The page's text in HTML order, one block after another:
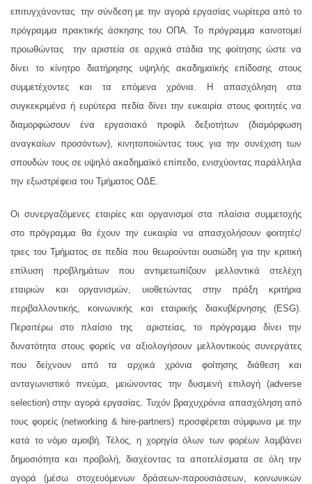
επιτυγχάνοντας την σύνδεση με την αγορά εργασίας νωρίτερα από το
πρόγραμμα πρακτικής άσκησης του ΟΠΑ. Το πρόγραμμα καινοτομεί
προωθώντας την αριστεία σε αρχικά στάδια της φοίτησης ώστε να
δίνει το κίνητρο διατήρησης υψηλής ακαδημαϊκής επίδοσης στους
συμμετέχοντες και τα επόμενα χρόνια. Η απασχόληση στα
συγκεκριμένα ή ευρύτερα πεδία δίνει την ευκαιρία στους φοιτητές να
διαμορφώσουν ένα εργασιακό προφίλ δεξιοτήτων (διαμόρφωση
αναγκαίων προσόντων), κινητοποιώντας τους για την συνέχιση των
σπουδών τους σε υψηλό ακαδημαϊκό επίπεδο, ενισχύοντας παράλληλα
την εξωστρέφεια του Τμήματος ΟΔΕ.
Οι συνεργαζόμενες εταιρίες και οργανισμοί στα πλαίσια συμμετοχής
στο πρόγραμμα θα έχουν την ευκαιρία να απασχολήσουν φοιτητές/
τριες του Τμήματος σε πεδία που θεωρούνται ουσιώδη για την κριτική
επίλυση προβλημάτων που αντιμετωπίζουν μελλοντικά στελέχη
εταιριών και οργανισμών, υιοθετώντας στην πράξη κριτήρια
περιβαλλοντικής, κοινωνικής και εταιρικής διακυβέρνησης (ESG).
Περαιτέρω στo πλαίσιο της αριστείας, το πρόγραμμα δίνει την
δυνατότητα στους φορείς να αξιολογήσουν μελλοντικούς συνεργάτες
που δείχνουν από τα αρχικά χρόνια φοίτησης διάθεση και
ανταγωνιστικό πνεύμα, μειώνοντας την δυσμενή επιλογή (adverse
selection) στην αγορά εργασίας. Τυχόν βραχυχρόνια απασχόληση από
τους φορείς (networking & hire-partners) προσφέρεται σύμφωνα με την
κατά το νόμο αμοιβή. Τέλος, η χορηγία όλων των φορέων λαμβάνει
δημοσιότητα και προβολή, διαχέοντας τα αποτελέσματα σε όλη την
αγορά (μέσω στοχευόμενων δράσεων-παρουσιάσεων, κοινωνικών